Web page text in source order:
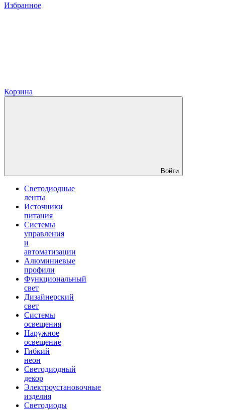
Избранное
Корзина
Войти
Светодиодные
ленты
Источники
питания
Системы
управления
и
автоматизации
Алюминиевые
профили
Функциональный
свет
Дизайнерский
свет
Системы
освещения
Наружное
освещение
Гибкий
неон
Светодиодный
декор
Электроустановочные
изделия
Светодиоды